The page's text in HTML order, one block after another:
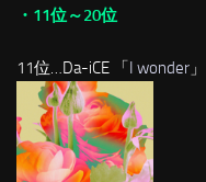
・11位～20位
11位…Da-iCE 「I wonder 」